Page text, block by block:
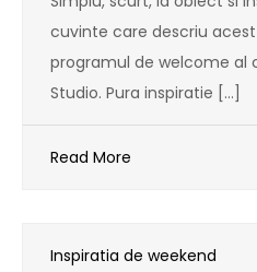
cuvinte care descriu
programul de welcome al
Studio. Pura inspiratie […]
Read More
Inspiratia de weekend